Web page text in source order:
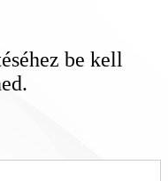
be kell